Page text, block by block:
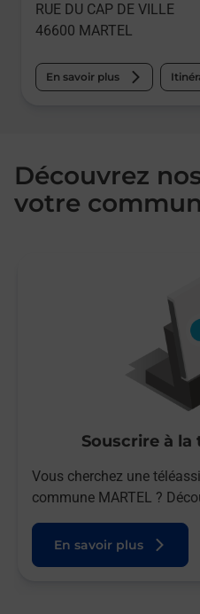
RUE DU CAP DE VILLE
46600 MARTEL
En savoir plus
Découvrez
votre
Souscrire à la
Vous cherchez une
commune MARTEL ?
En savoir plus